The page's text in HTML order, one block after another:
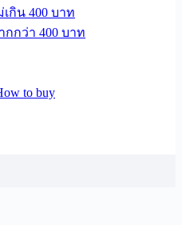
กิน 400 บาท
กว่า 400 บาท
to buy